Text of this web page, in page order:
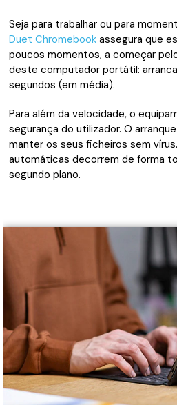
Seja para trabalhar ou para
Duet Chromebook assegura que
poucos momentos, a começar
deste computador portátil:
segundos (em média).
Para além da velocidade, o
segurança do utilizador. O
manter os seus ficheiros sem
automáticas decorrem de forma
segundo plano.